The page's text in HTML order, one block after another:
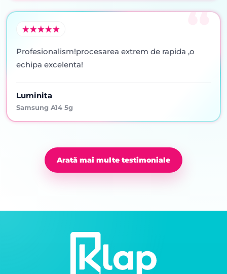
Profesionalism!procesarea extrem de rapida ,o
echipa excelenta!
Luminita
Samsung A14 5g
Arată mai multe testimoniale